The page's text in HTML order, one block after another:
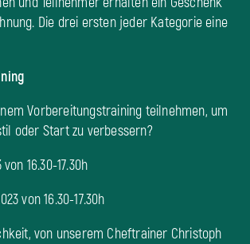
Die drei ersten jeder Kategorie eine
Vorbereitungstraining teilnehmen, um
oder Start zu verbessern?
16.30-17.30h
von 16.30-17.30h
von unserem Cheftrainer Christoph